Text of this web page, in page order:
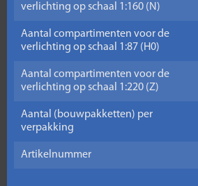
verlichting op schaal 1:160 (N)
Aantal compartimenten voor de
verlichting op schaal 1:87 (H0)
Aantal compartimenten voor de
verlichting op schaal 1:220 (Z)
Aantal (bouwpakketten) per
verpakking
Artikelnummer